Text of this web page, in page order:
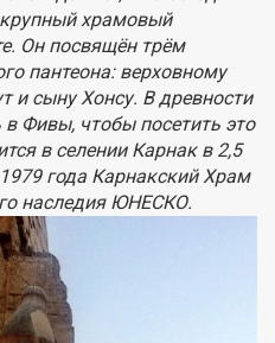
храмовый
Он посвящён трём
пантеона: верховному
и сыну Хонсу. В древности
Фивы, чтобы посетить это
в селении Карнак в 2,5
года Карнакский Храм
наследия ЮНЕСКО.